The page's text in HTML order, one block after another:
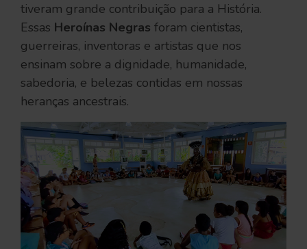
tiveram grande contribuição para a História.
Essas Heroínas Negras foram cientistas,
guerreiras, inventoras e artistas que nos
ensinam sobre a dignidade, humanidade,
sabedoria, e belezas contidas em nossas
heranças ancestrais.